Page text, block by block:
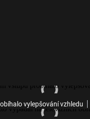
vylepšování vzhledu